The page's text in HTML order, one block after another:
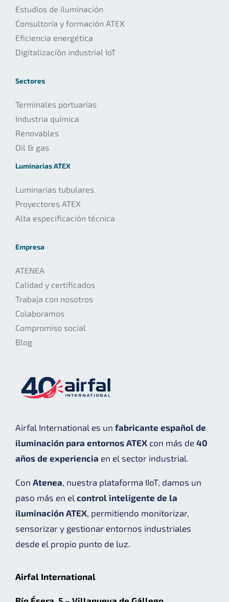
Estudios de iluminación
Consultoría y formación ATEX
Eficiencia energética
Digitalización industrial IoT
Sectores
Terminales portuarias
Industria química
Renovables
Oil & gas
Luminarias ATEX
Luminarias tubulares
Proyectores ATEX
Alta especificación técnica
Empresa
ATENEA
Calidad y certificados
Trabaja con nosotros
Colaboramos
Compromiso social
Blog
Airfal International es un fabricante español de
iluminación para entornos ATEXcon más de 40
años de experiencia en el sector industrial.
Con Atenea , nuestra plataforma IIoT, damos un
paso más en el control inteligente de la
iluminación ATEX, permitiendo monitorizar,
sensorizar y gestionar entornos industriales
desde el propio punto de luz.
Airfal International